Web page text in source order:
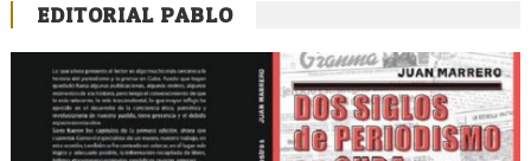
EDITORIAL PABLO